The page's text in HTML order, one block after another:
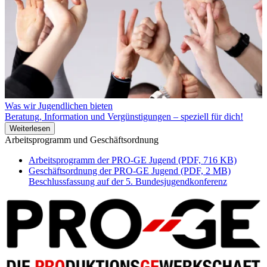
Was wir Jugendlichen bieten
Beratung, Information und Vergünstigungen – speziell für dich!
Weiterlesen
Arbeitsprogramm und Geschäftsordnung
Arbeitsprogramm der PRO-GE Jugend (PDF, 716 KB)
Geschäftsordnung der PRO-GE Jugend (PDF, 2 MB)
Beschlussfassung auf der 5. Bundesjugendkonferenz